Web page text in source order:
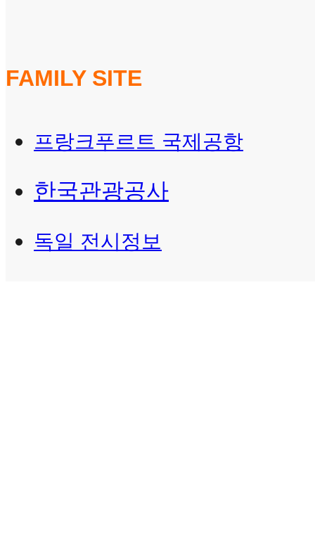
FAMILY SITE
프랑크푸르트 국제공항
한국관광공사
독일 전시정보